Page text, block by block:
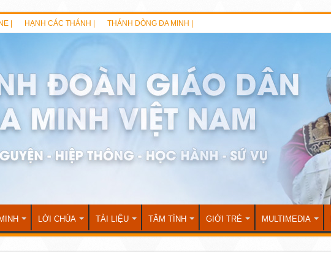
| HẠNH CÁC THÁNH | THÁNH DÒNG ĐA MINH |
LỜI CHÚA TÀI LIỆU TÂM TÌNH GIỚI TRẺ MULTIMEDIA